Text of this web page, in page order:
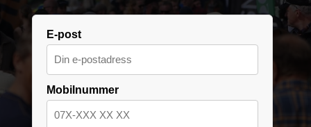
E-post
Mobilnummer